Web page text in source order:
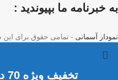
به خبرنامه ما بپیوندید :
نمودار آسمانی - تمامی حقوق برای
تخفیف ویژه 70 درصدی تابستانه